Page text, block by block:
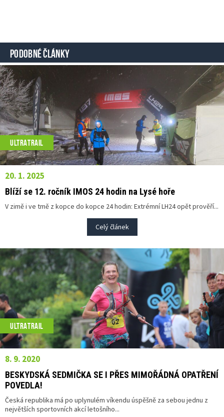
PODOBNÉ ČLÁNKY
ULTRATRAIL
20. 1. 2025
Blíží se 12. ročník IMOS 24 hodin na Lysé hoře
V zimě i ve tmě z kopce do kopce 24 hodin: Extrémní LH24 opět prověří...
Celý článek
ULTRATRAIL
8. 9. 2020
BESKYDSKÁ SEDMIČKA SE I PŘES MIMOŘÁDNÁ OPATŘENÍ
POVEDLA!
Česká republika má po uplynulém víkendu úspěšně za sebou jednu z
největších sportovních akcí letošního...